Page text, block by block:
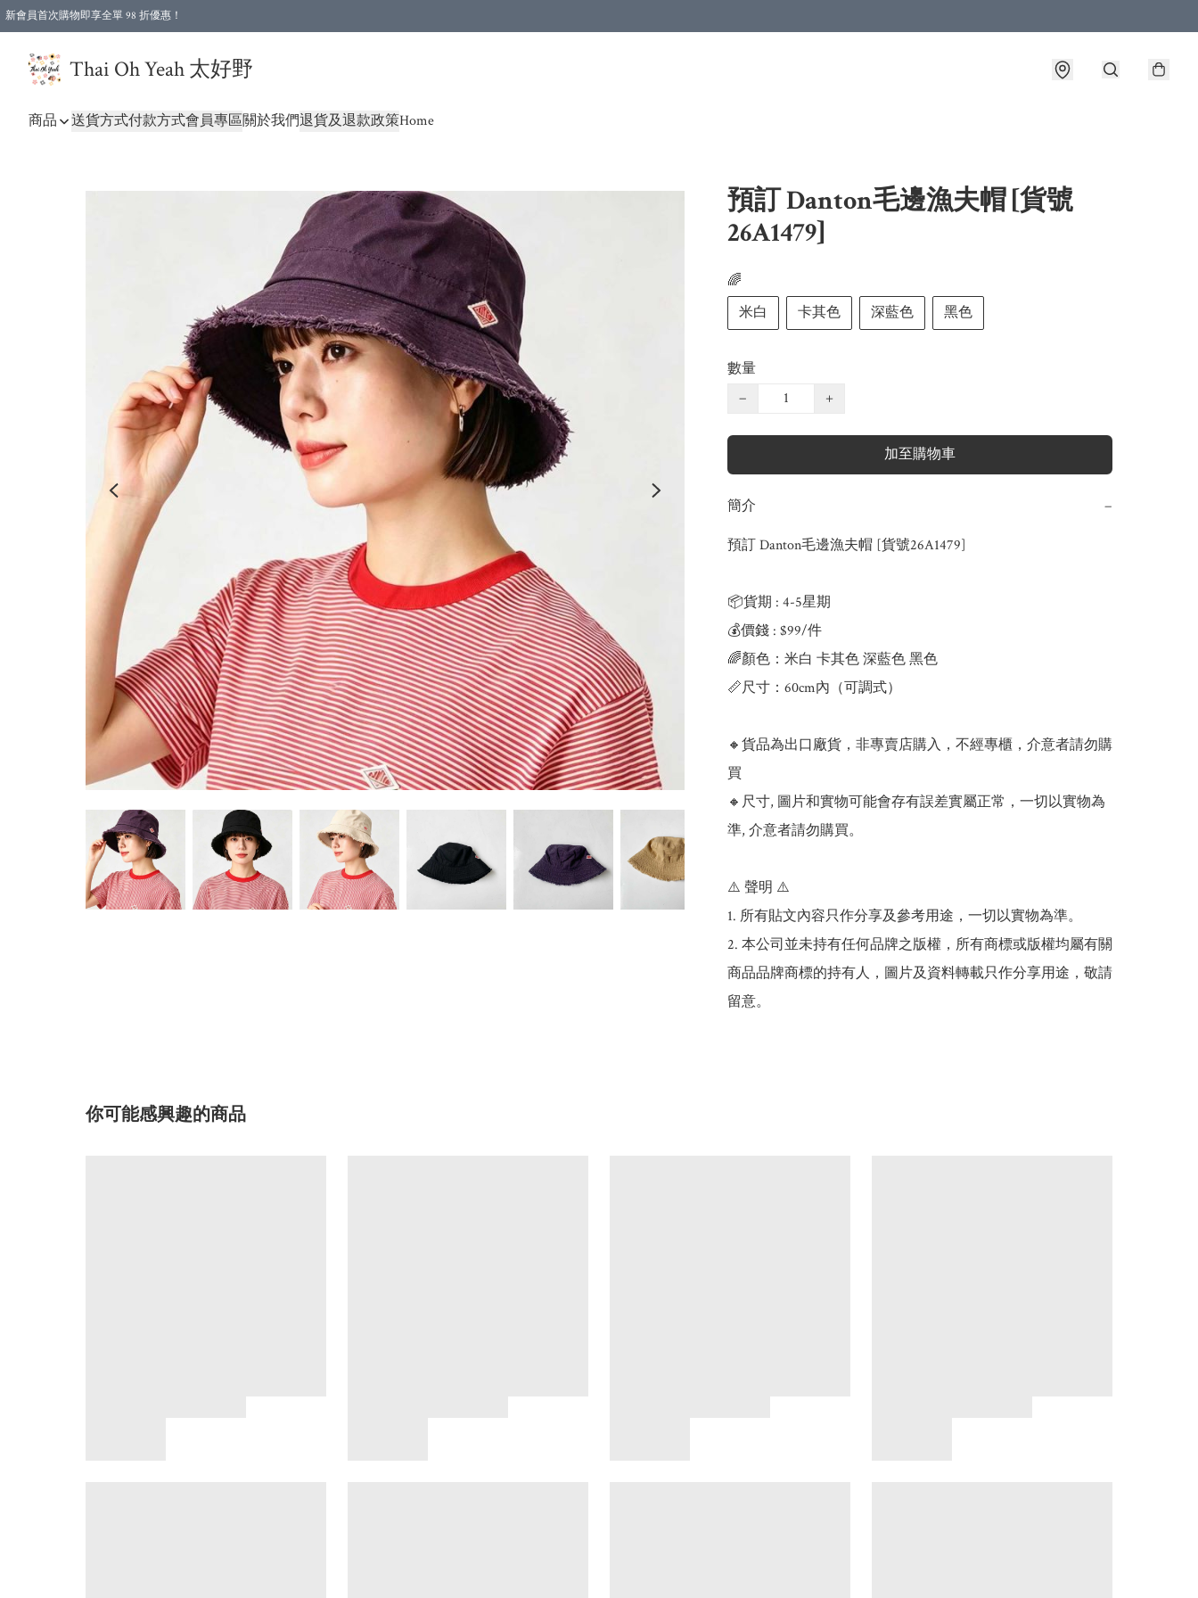
新會員首次購物即享全單 98 折優惠！
Thai Oh Yeah 太好野
商品 送貨方式付款方式會員專區關於我們退貨及退款政策Home
預訂 Danton毛邊漁夫帽 [貨號
26A1479]
🌈
米白
卡其色 深藍色 黑色
數量
−
+
加至購物車
簡介 −
預訂 Danton毛邊漁夫帽 [貨號26A1479]
📦貨期 : 4-5星期
💰價錢 : $99/件
🌈顏色：米白 卡其色 深藍色 黑色
📏尺寸：60cm內（可調式）
🔸貨品為出口廠貨，非專賣店購入，不經專櫃，介意者請勿購
買
🔸尺寸, 圖片和實物可能會存有誤差實屬正常，一切以實物為
準, 介意者請勿購買。
⚠️ 聲明 ⚠️
1. 所有貼文內容只作分享及參考用途，一切以實物為準。
2. 本公司並未持有任何品牌之版權，所有商標或版權均屬有關
商品品牌商標的持有人，圖片及資料轉載只作分享用途，敬請
留意。
你可能感興趣的商品